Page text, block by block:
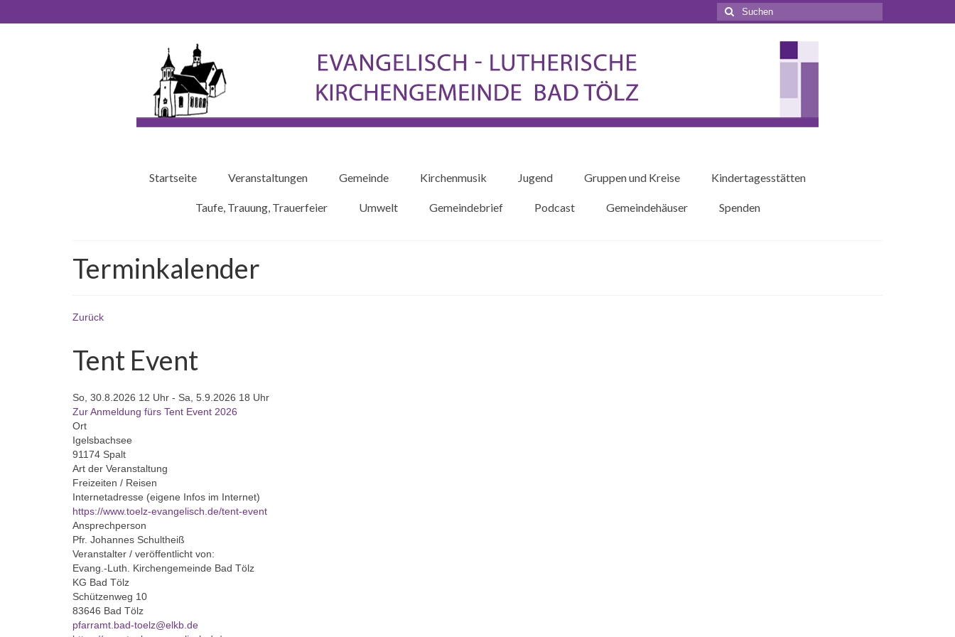
Suchen
nach:
Startseite Veranstaltungen Gemeinde Kirchenmusik Jugend Gruppen und Kreise Kindertagesstätten
Taufe, Trauung, Trauerfeier Umwelt Gemeindebrief Podcast Gemeindehäuser Spenden
Terminkalender
Zurück
Tent Event
So, 30.8.2026 12 Uhr - Sa, 5.9.2026 18 Uhr
Zur Anmeldung fürs Tent Event 2026
Ort
Igelsbachsee
91174 Spalt
Art der Veranstaltung
Freizeiten / Reisen
Internetadresse (eigene Infos im Internet)
https://www.toelz-evangelisch.de/tent-event
Ansprechperson
Pfr. Johannes Schultheiß
Veranstalter / veröffentlicht von:
Evang.-Luth. Kirchengemeinde Bad Tölz
KG Bad Tölz
Schützenweg 10
83646 Bad Tölz
pfarramt.bad-toelz@elkb.de